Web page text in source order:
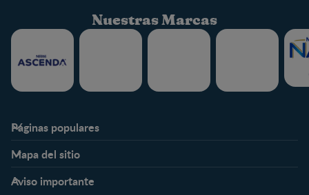
Nuestras Marcas
Páginas populares
Expertos en Nutrición
Preguntas Frecuentes
Mapa del sitio
Preconcepción
Aviso importante